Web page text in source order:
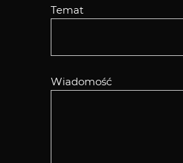
Temat
Wiadomość